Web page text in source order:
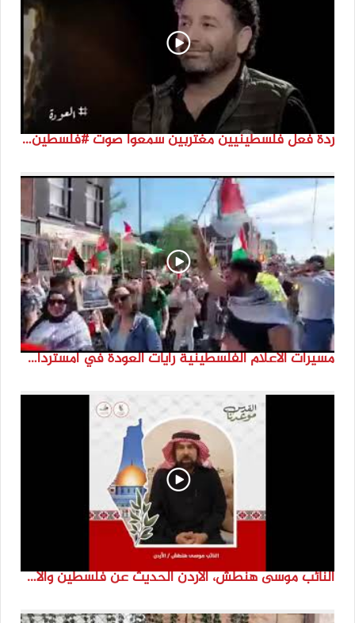
ردة فعل فلسطينيين مغتربين سمعوا صوت #فلسطين لأول مرة #نتماء2022 #القدس_موعدنا #النكبة74
مسيرات الاعلام الفلسطينية رايات العودة في امستردام #النكبة74 #انتماء2022 #القدس_موعدنا
النائب موسى هنطش، الأردن الحديث عن فلسطين والاقصى هو عنصر تحدي من تحديات الأُمة في تاريخها الطويل. #انتماء2022